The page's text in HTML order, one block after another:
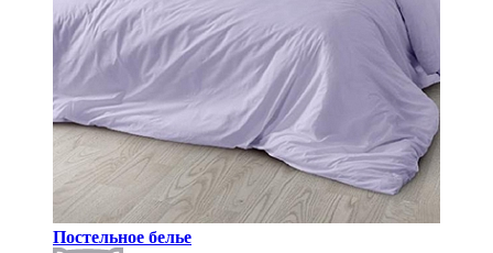
Постельное белье